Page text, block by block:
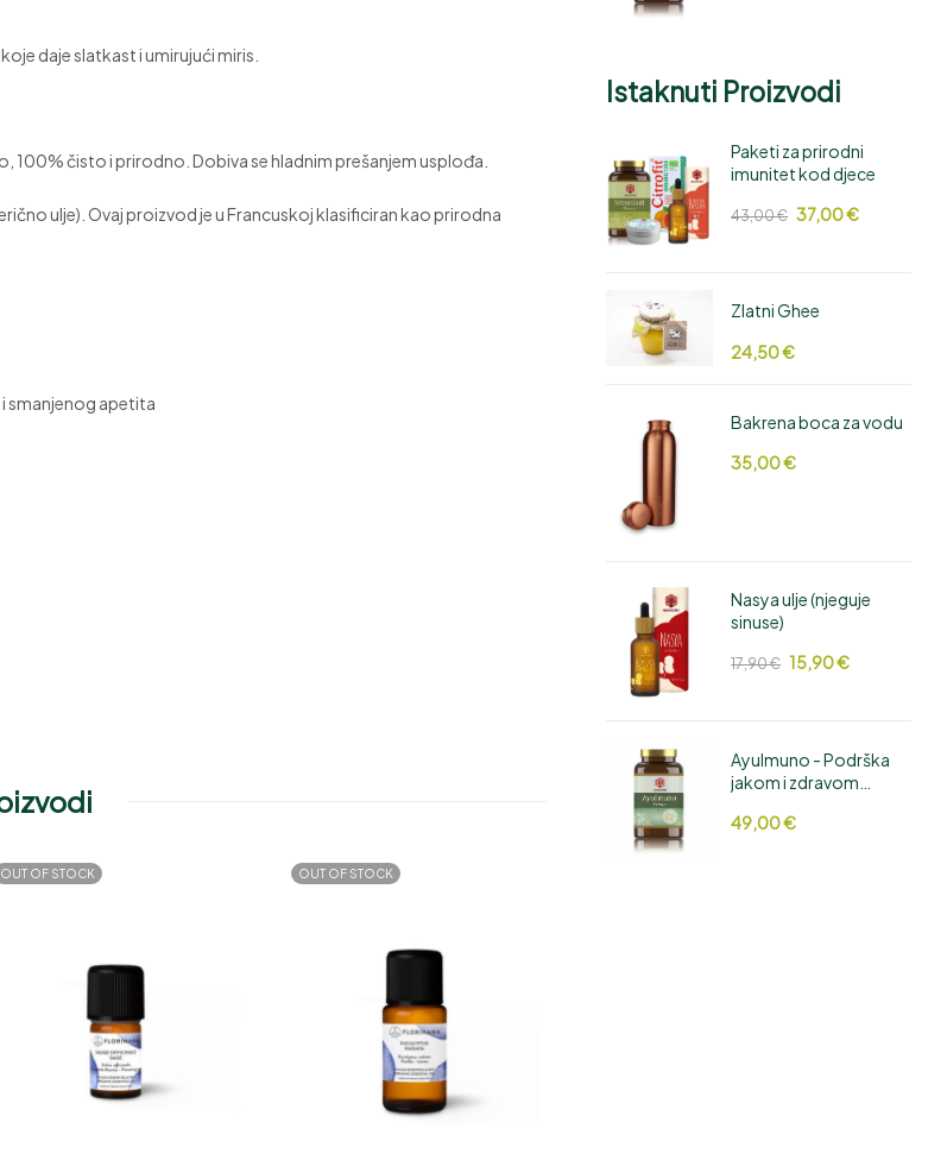
daje slatkast i umirujući miris.
100% čisto i prirodno. Dobiva se hladnim prešanjem usplođa.
ulje). Ovaj proizvod je u Francuskoj klasificiran kao prirodna
smanjenog apetita
OUT OF STOCK OUT OF STOCK
Istaknuti Proizvodi
Paketi za prirodni
imunitet kod djece
43,00€ 37,00€
Zlatni Ghee
24,50€
Bakrena boca za vodu
35,00€
Nasya ulje (njeguje
sinuse)
17,90€ 15,90€
AyuImuno - Podrška
jakom i zdravom
49,00€